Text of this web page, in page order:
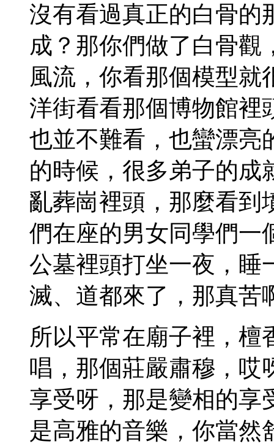
沒有看過真正的白骨的
成？那你們做了白骨觀
風流，你看那個模型就
洋街看看那個博物館裡
也並不難看，也蠻漂亮
的時候，很多弟子的成
亂葬崗裡頭，那麼看到
們在座的男女同學們一
公墓裡頭打坐一夜，睡
滅、道都來了，那真苦
所以平常在廟子裡，檀
唱，那個莊嚴肅穆，哎
享受呀，那是變相的享
是高雅的音樂，你當然